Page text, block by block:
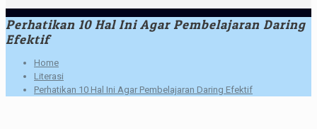
Perhatikan 10 Hal Ini Agar Pembelajaran Daring
Efektif
Home
Literasi
Perhatikan 10 Hal Ini Agar Pembelajaran Daring Efektif